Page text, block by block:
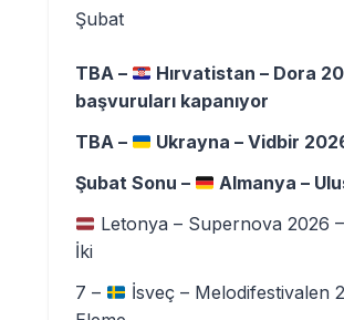
Şubat
TBA –
Hırvatistan – Dora
başvuruları kapanıyor
TBA –
Ukrayna – Vidbir
Şubat Sonu –
Almanya –
Letonya – Supernova 2026
İki
7 –
İsveç – Melodifestivalen